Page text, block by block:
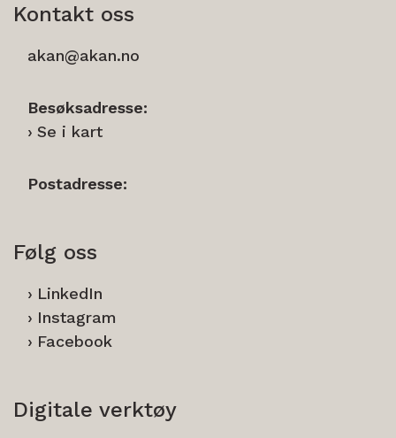
Kontakt oss
akan@akan.no
Besøksadresse:
Se i kart
Postadresse:
Følg oss
LinkedIn
Instagram
Facebook
Digitale verktøy